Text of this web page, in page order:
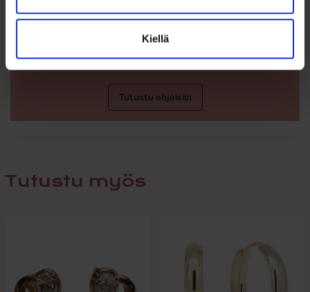
Kiellä
koon valintaan
Tutustu ohjeisiin
Tutustu myös